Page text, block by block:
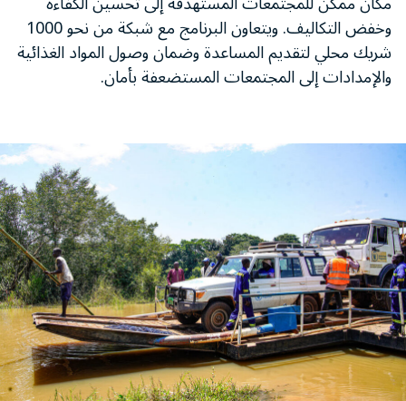
وخفض التكاليف. ويتعاون البرنامج مع شبكة من نحو 1000
شريك محلي لتقديم المساعدة وضمان وصول المواد الغذائية
والإمدادات إلى المجتمعات المستضعفة بأمان.